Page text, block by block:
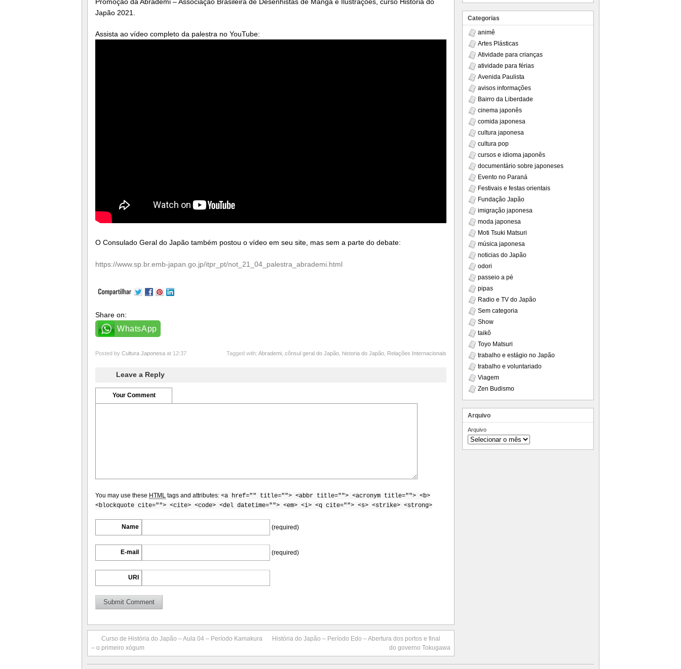
Japão 2021.
Assista ao vídeo completo da palestra no YouTube:
O Consulado Geral do Japão também postou o vídeo em seu site, mas sem a parte do debate:
https://www.sp.br.emb-japan.go.jp/itpr_pt/not_21_04_palestra_abrademi.html
Share on:
WhatsApp
Posted by Cultura Japonesa at 12:37 Tagged with: Abrademi cônsul geral do Japão historia do Japão Relações Internacionais
Leave a Reply
Your Comment
You may use these HTML tags and attributes: <a href="" title=""> <abbr title=""> <acronym title=""> <b>
<blockquote cite=""> <cite> <code> <del datetime=""> <em> <i> <q cite=""> <s> <strike> <strong>
Name (required)
E-mail (required)
URI
Curso de História do Japão – Aula 04 – Período Kamakura
– o primeiro xógum
História do Japão – Período Edo – Abertura dos portos e final
do governo Tokugawa
Categorias
animê
Artes Plásticas
Atividade para crianças
atividade para férias
Avenida Paulista
avisos informações
Bairro da Liberdade
cinema japonês
comida japonesa
cultura japonesa
cultura pop
cursos e idioma japonês
documentário sobre japoneses
Evento no Paraná
Festivais e festas orientais
Fundação Japão
imigração japonesa
moda japonesa
Moti Tsuki Matsuri
música japonesa
noticias do Japão
odori
passeio a pé
pipas
Radio e TV do Japão
Sem categoria
Show
taikô
Toyo Matsuri
trabalho e estágio no Japão
trabalho e voluntariado
Viagem
Zen Budismo
Arquivo
Arquivo